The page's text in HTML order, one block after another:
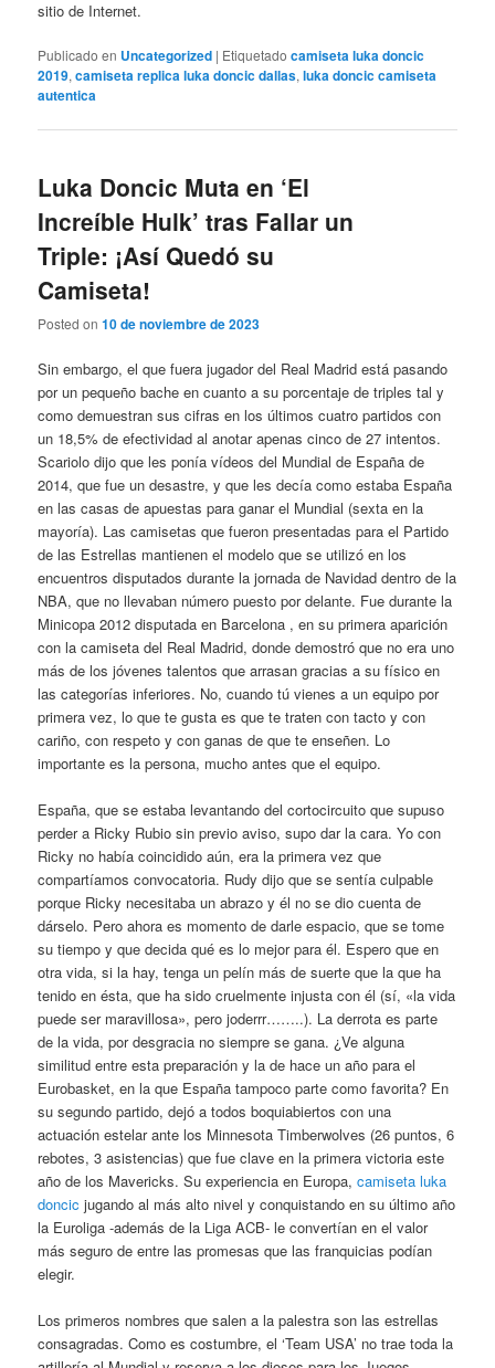
sitio de Internet.
Publicado en Uncategorized | Etiquetado camiseta luka doncic
2019,camiseta replica luka doncic dallas,luka doncic camiseta
autentica
Luka Doncic Muta en ‘El
Increíble Hulk’ tras Fallar un
Triple: ¡Así Quedó su
Camiseta!
Posted on10 de noviembre de 2023
Sin embargo, el que fuera jugador del Real Madrid está pasando
por un pequeño bache en cuanto a su porcentaje de triples tal y
como demuestran sus cifras en los últimos cuatro partidos con
un 18,5% de efectividad al anotar apenas cinco de 27 intentos.
Scariolo dijo que les ponía vídeos del Mundial de España de
2014, que fue un desastre, y que les decía como estaba España
en las casas de apuestas para ganar el Mundial (sexta en la
mayoría). Las camisetas que fueron presentadas para el Partido
de las Estrellas mantienen el modelo que se utilizó en los
encuentros disputados durante la jornada de Navidad dentro de la
NBA, que no llevaban número puesto por delante. Fue durante la
Minicopa 2012 disputada en Barcelona , en su primera aparición
con la camiseta del Real Madrid, donde demostró que no era uno
más de los jóvenes talentos que arrasan gracias a su físico en
las categorías inferiores. No, cuando tú vienes a un equipo por
primera vez, lo que te gusta es que te traten con tacto y con
cariño, con respeto y con ganas de que te enseñen. Lo
importante es la persona, mucho antes que el equipo.
España, que se estaba levantando del cortocircuito que supuso
perder a Ricky Rubio sin previo aviso, supo dar la cara. Yo con
Ricky no había coincidido aún, era la primera vez que
compartíamos convocatoria. Rudy dijo que se sentía culpable
porque Ricky necesitaba un abrazo y él no se dio cuenta de
dárselo. Pero ahora es momento de darle espacio, que se tome
su tiempo y que decida qué es lo mejor para él. Espero que en
otra vida, si la hay, tenga un pelín más de suerte que la que ha
tenido en ésta, que ha sido cruelmente injusta con él (sí, «la vida
puede ser maravillosa», pero joderrr……..). La derrota es parte
de la vida, por desgracia no siempre se gana. ¿Ve alguna
similitud entre esta preparación y la de hace un año para el
Eurobasket, en la que España tampoco parte como favorita? En
su segundo partido, dejó a todos boquiabiertos con una
actuación estelar ante los Minnesota Timberwolves (26 puntos, 6
rebotes, 3 asistencias) que fue clave en la primera victoria este
año de los Mavericks. Su experiencia en Europa,camiseta luka
doncic jugando al más alto nivel y conquistando en su último año
la Euroliga -además de la Liga ACB- le convertían en el valor
más seguro de entre las promesas que las franquicias podían
elegir.
Los primeros nombres que salen a la palestra son las estrellas
consagradas. Como es costumbre, el ‘Team USA’ no trae toda la